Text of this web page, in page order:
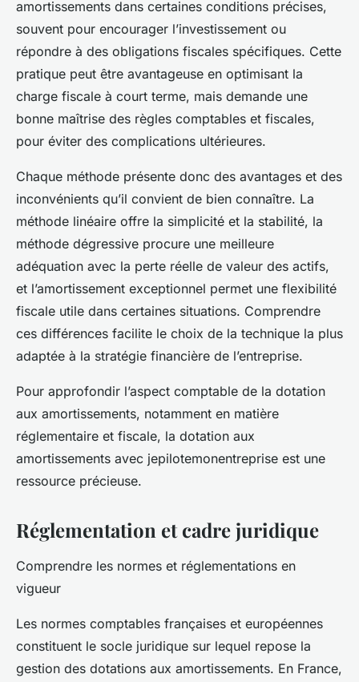
amortissements dans certaines conditions précises,
souvent pour encourager l’investissement ou
répondre à des obligations fiscales spécifiques. Cette
pratique peut être avantageuse en optimisant la
charge fiscale à court terme, mais demande une
bonne maîtrise des règles comptables et fiscales,
pour éviter des complications ultérieures.
Chaque méthode présente donc des avantages et des
inconvénients qu’il convient de bien connaître. La
méthode linéaire offre la simplicité et la stabilité, la
méthode dégressive procure une meilleure
adéquation avec la perte réelle de valeur des actifs,
et l’amortissement exceptionnel permet une flexibilité
fiscale utile dans certaines situations. Comprendre
ces différences facilite le choix de la technique la plus
adaptée à la stratégie financière de l’entreprise.
Pour approfondir l’aspect comptable de la dotation
aux amortissements, notamment en matière
réglementaire et fiscale, la dotation aux
amortissements avec jepilotemonentreprise est une
ressource précieuse.
Réglementation et cadre juridique
Comprendre les normes et réglementations en
vigueur
Les normes comptables françaises et européennes
constituent le socle juridique sur lequel repose la
gestion des dotations aux amortissements. En France,